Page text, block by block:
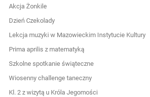
Akcja Żonkile
Dzień Czekolady
Lekcja muzyki w Mazowieckim Instytucie Kultury
Prima aprilis z matematyką
Szkolne spotkanie świąteczne
Wiosenny challenge taneczny
Kl. 2 z wizytą u Króla Jegomości